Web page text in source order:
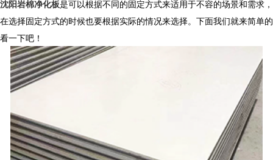
沈阳岩棉净化板是可以根据不同的固定方式来适用于不容的场景和需求，
在选择固定方式的时候也要根据实际的情况来选择。下面我们就来简单的
看一下吧！